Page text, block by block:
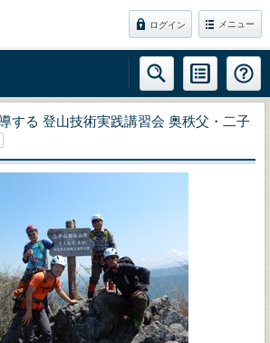
ログイン メニュー
する 登山技術実践講習会 奥秩父・二子